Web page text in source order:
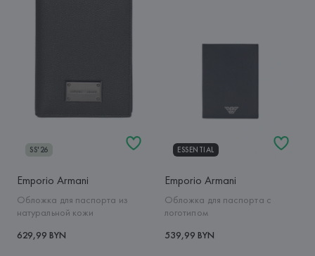
SS'26
Emporio Armani
Обложка для паспорта из
натуральной кожи
629,99 BYN
ESSENTIAL
Emporio Armani
Обложка для паспорта с
логотипом
539,99 BYN